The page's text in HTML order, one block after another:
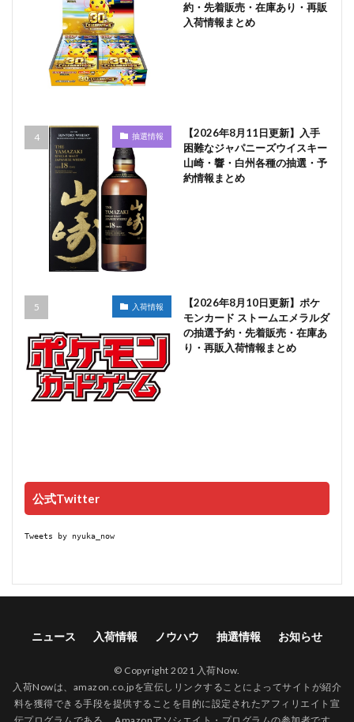
約・先着販売・在庫あり・再販
入荷情報まとめ
抽選情報
【2026年8月11日更新】入手
困難なジャパニーズウイスキー
山崎・響・白州各種の抽選・予
約情報まとめ
入荷情報
【2026年8月10日更新】ポケ
モンカード ストームエメラルダ
の抽選予約・先着販売・在庫あ
り・再販入荷情報まとめ
公式Twitter
Tweets by nyuka_now
ニュース 入荷情報 ノウハウ 抽選情報 お知らせ
© Copyright 2021 入荷Now.
入荷Nowは、amazon.co.jpを宣伝しリンクすることによってサイトが紹介
料を獲得できる手段を提供することを目的に設定されたアフィリエイト宣
伝プログラムである、 Amazonアソシエイト・プログラムの参加者です。